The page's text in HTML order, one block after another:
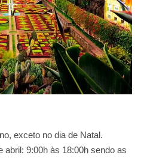
exceto no dia de Natal.
abril: 9:00h às 18:00h sendo as